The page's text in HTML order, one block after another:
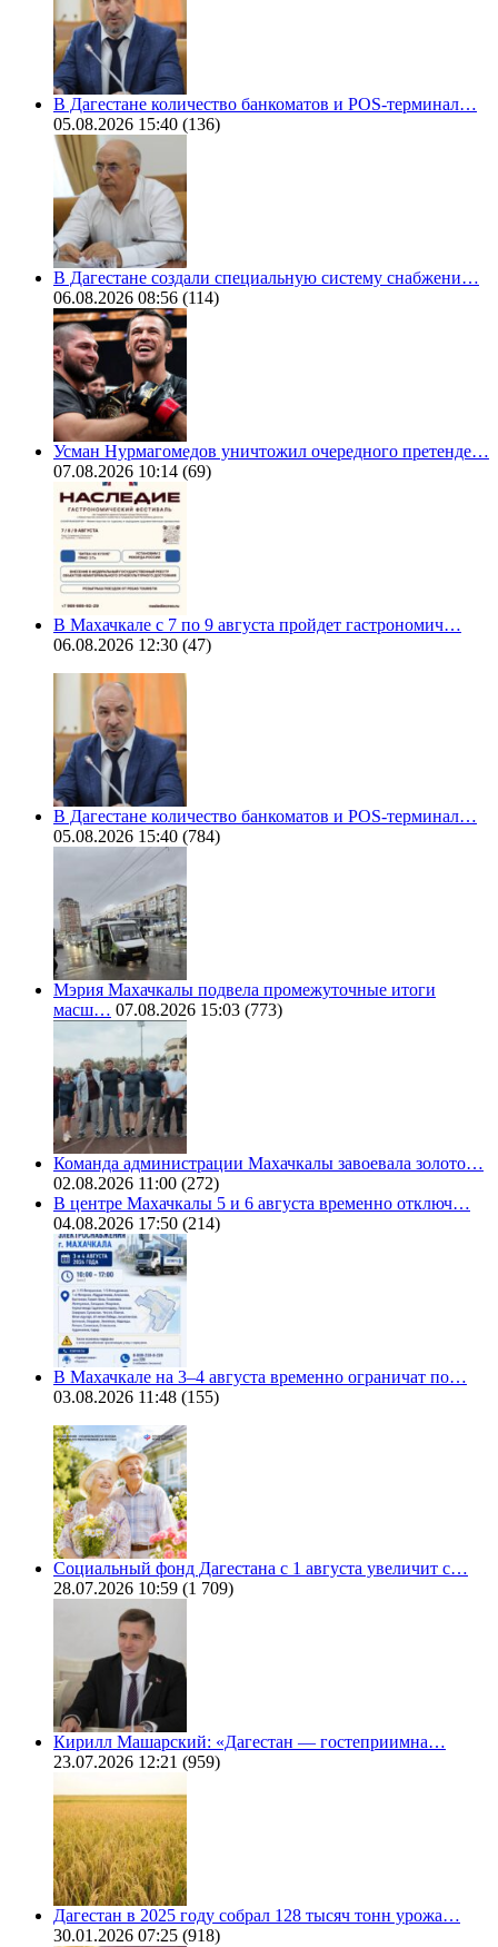
В Дагестане количество банкоматов и POS-терминал…
05.08.2026 15:40 (136)
В Дагестане создали специальную систему снабжени…
06.08.2026 08:56 (114)
Усман Нурмагомедов уничтожил очередного претенде…
07.08.2026 10:14 (69)
В Махачкале с 7 по 9 августа пройдет гастрономич…
06.08.2026 12:30 (47)
В Дагестане количество банкоматов и POS-терминал…
05.08.2026 15:40 (784)
Мэрия Махачкалы подвела промежуточные итоги
масш… 07.08.2026 15:03 (773)
Команда администрации Махачкалы завоевала золото…
02.08.2026 11:00 (272)
В центре Махачкалы 5 и 6 августа временно отключ…
04.08.2026 17:50 (214)
В Махачкале на 3–4 августа временно ограничат по…
03.08.2026 11:48 (155)
Социальный фонд Дагестана с 1 августа увеличит с…
28.07.2026 10:59 (1 709)
Кирилл Машарский: «Дагестан — гостеприимна…
23.07.2026 12:21 (959)
Дагестан в 2025 году собрал 128 тысяч тонн урожа…
30.01.2026 07:25 (918)